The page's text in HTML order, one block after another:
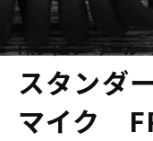
FRC（エフ・アール
スタンダ
マイク